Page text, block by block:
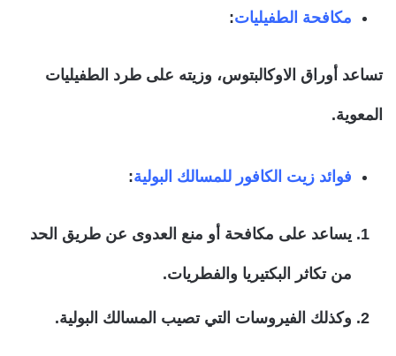
مكافحة الطفيليات:
تساعد أوراق الاوكالبتوس، وزيته على طرد الطفيليات
المعوية.
فوائد زيت الكافور للمسالك البولية:
يساعد على مكافحة أو منع العدوى عن طريق الحد
من تكاثر البكتيريا والفطريات.
وكذلك الفيروسات التي تصيب المسالك البولية.